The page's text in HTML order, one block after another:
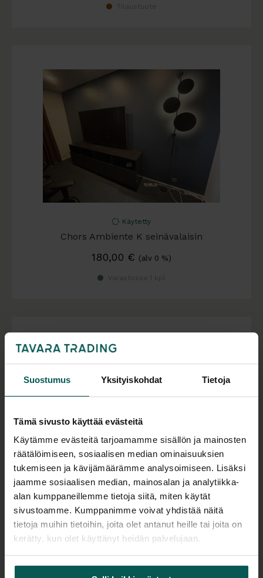
Suostumus Yksityiskohdat Tietoja
Tämä sivusto käyttää evästeitä
Käytämme evästeitä tarjoamamme sisällön ja mainosten
räätälöimiseen, sosiaalisen median ominaisuuksien
tukemiseen ja kävijämäärämme analysoimiseen. Lisäksi
jaamme sosiaalisen median, mainosalan ja analytiikka-
alan kumppaneillemme tietoja siitä, miten käytät
sivustoamme. Kumppanimme voivat yhdistää näitä
tietoja muihin tietoihin, joita olet antanut heille tai joita on
kerätty, kun olet käyttänyt heidän palvelujaan.
Käytetty
Chors Ambiente K seinävalaisin
180,00 € (alv 0 %)
BARBADOS seinävalaisin
147,00€(alv 0 %)